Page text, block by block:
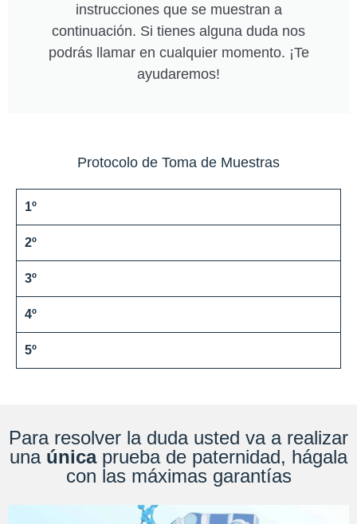
instrucciones que se muestran a
continuación. Si tienes alguna duda nos
podrás llamar en cualquier momento. ¡Te
ayudaremos!
Protocolo de Toma de Muestras
1º
2º
3º
4º
5º
Para resolver la duda usted va a realizar
una únicaprueba de paternidad, hágala
con las máximas garantías